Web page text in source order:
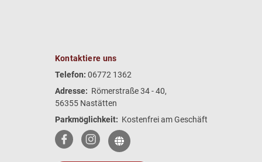
Kontaktiere uns
Telefon: 06772 1362
Adresse: Römerstraße 34 - 40,
56355 Nastätten
Parkmöglichkeit: Kostenfrei am Geschäft